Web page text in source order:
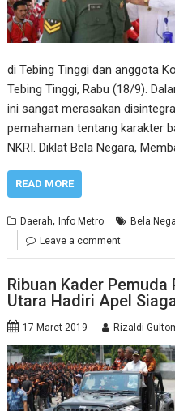
di Tebing Tinggi dan anggota
Tebing Tinggi, Rabu (18/9).
ini sangat merasakan
pemahaman tentang karakter
NKRI. Diklat Bela Negara,
READ MORE
Daerah,Info Metro Bela
Leave a comment
Ribuan Kader
Utara Hadiri Apel
17 Maret 2019 Rizaldi